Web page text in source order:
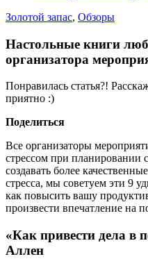
Золотой запас, Обзоры
Настольные книги
организатора
Понравилась статья?!
приятно :)
Поделиться
Все организаторы
стрессом при
создавать более
стресса, мы советуем эти 9
как повысить вашу
произвести впечатление на
«Как привести дела в
Аллен